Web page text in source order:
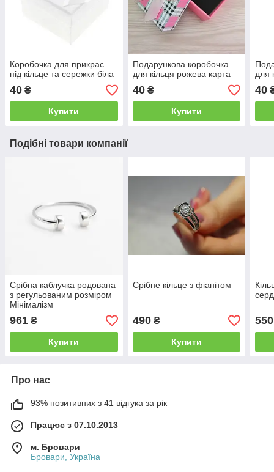
Коробочка для прикрас
під кільце та сережки біла
40 ₴
Купити
Подарункова коробочка
для кільця рожева карта
40₴
Купити
для
40
Подібні товари компанії
Срібна каблучка родована
з регульованим розміром
Мінімалізм
961 ₴
Купити
Срібне кільце з фіанітом
490₴
Купити
550
Про нас
93% позитивних з 41 відгука за рік
Працює з 07.10.2013
м. Бровари
Бровари, Україна